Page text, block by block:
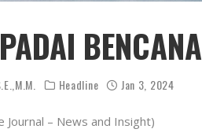
Headline Jan 3, 2024
Journal – News and Insight)